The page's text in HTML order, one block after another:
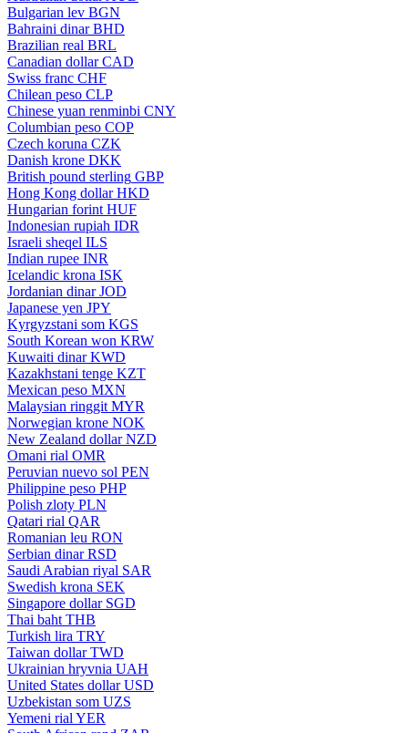
Bulgarian lev BGN
Bahraini dinar BHD
Brazilian real BRL
Canadian dollar CAD
Swiss franc CHF
Chilean peso CLP
Chinese yuan renminbi CNY
Columbian peso COP
Czech koruna CZK
Danish krone DKK
British pound sterling GBP
Hong Kong dollar HKD
Hungarian forint HUF
Indonesian rupiah IDR
Israeli sheqel ILS
Indian rupee INR
Icelandic krona ISK
Jordanian dinar JOD
Japanese yen JPY
Kyrgyzstani som KGS
South Korean won KRW
Kuwaiti dinar KWD
Kazakhstani tenge KZT
Mexican peso MXN
Malaysian ringgit MYR
Norwegian krone NOK
New Zealand dollar NZD
Omani rial OMR
Peruvian nuevo sol PEN
Philippine peso PHP
Polish zloty PLN
Qatari rial QAR
Romanian leu RON
Serbian dinar RSD
Saudi Arabian riyal SAR
Swedish krona SEK
Singapore dollar SGD
Thai baht THB
Turkish lira TRY
Taiwan dollar TWD
Ukrainian hryvnia UAH
United States dollar USD
Uzbekistan som UZS
Yemeni rial YER